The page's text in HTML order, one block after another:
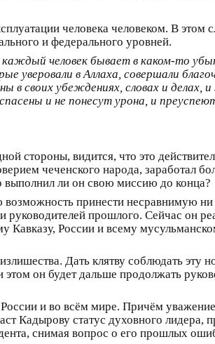
человека человеком. В этом
и федерального уровней.
человек бывает в каком-то
уверовали в Аллаха, совершали
в своих убеждениях, словах и делах, и
и не понесут урона, и
стороны, видится, что это
чеченского народа, заработал
выполнил ли он свою миссию до конца?
принести несравнимую
руководителей прошлого. Сейчас он
Кавказу, России и всему
Дать клятву соблюдать эту
этом он будет дальше продолжать
и во всём мире. Причём уважение
Кадырову статус духовного лидера,
снимая вопрос о его прошлых